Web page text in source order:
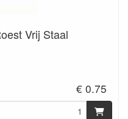
Vrij Staal
€ 0.75